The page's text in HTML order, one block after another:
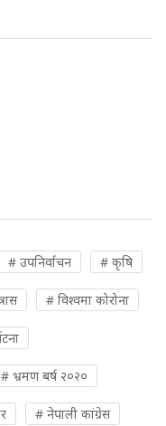
# उपनिर्वाचन # कृषि
# विश्वमा कोरोना
# भ्रमण बर्ष २०२०
# नेपाली कांग्रेस